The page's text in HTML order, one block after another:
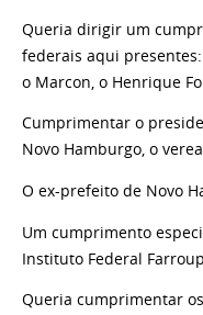
Queria dirigir um
federais aqui
o Marcon, o Henrique
Cumprimentar o
Novo Hamburgo, o
O ex-prefeito de Novo
Um cumprimento
Instituto Federal
Queria cumprimentar